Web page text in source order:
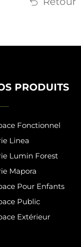
PRODUITS
Fonctionnel
Linea
Lumin Forest
Mapora
Pour Enfants
Public
Extérieur